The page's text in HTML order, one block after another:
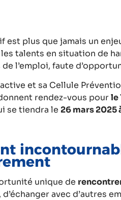
est plus que jamais un
talents en situation de
l’emploi, faute
active et sa Cellule
rendez-vous pourle
se tiendra le 26 mars 2025
unique de
, d’échanger avec d’autres